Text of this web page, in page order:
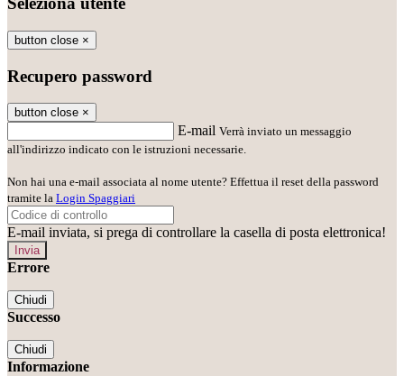
button close ×
Recupero password
button close ×
E-mail Verrà inviato un messaggio
all'indirizzo indicato con le istruzioni necessarie.
Non hai una e-mail associata al nome utente? Effettua il reset della password
tramite la Login Spaggiari
E-mail inviata, si prega di controllare la casella di posta elettronica!
Errore
Chiudi
Successo
Chiudi
Informazione